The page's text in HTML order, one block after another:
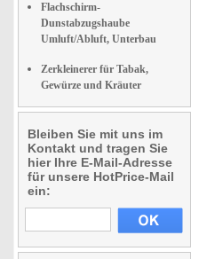
Flachschirm-
Dunstabzugshaube
Umluft/Abluft, Unterbau
Zerkleinerer für Tabak,
Gewürze und Kräuter
Bleiben Sie mit uns im
Kontakt und tragen Sie
hier Ihre E-Mail-Adresse
für unsere HotPrice-Mail
ein: